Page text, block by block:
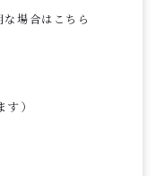
場合はこちら
）